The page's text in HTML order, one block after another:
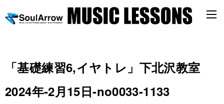
「基礎練習6,イヤトレ」下北沢教室
2024年-2月15日-no0033-1133